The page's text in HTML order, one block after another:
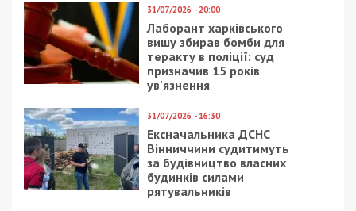
Зеленский предложил
выбрать президента
по интернету
Бюджет участия:
Проигравшим
днепрянам
предложили
альтернативу